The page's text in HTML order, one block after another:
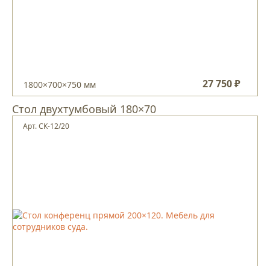
1800×700×750 мм 27 750 ₽
Стол двухтумбовый 180×70
Арт. СК-12/20